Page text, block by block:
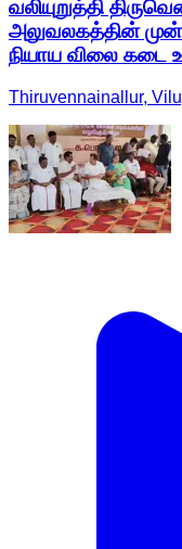
வலியுறுத்தி
அலுவலகத்தின்
நியாய விலை கடை
Thiruvennainallur,